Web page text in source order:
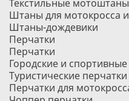
Текстильные мотоштаны
Штаны для мотокросса
Штаны-дождевики
Перчатки
Перчатки
Городские и
Туристические перчатки
Перчатки для